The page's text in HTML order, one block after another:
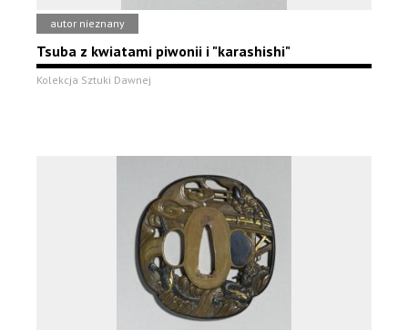
autor nieznany
Tsuba z kwiatami piwonii i "karashishi"
Kolekcja Sztuki Dawnej